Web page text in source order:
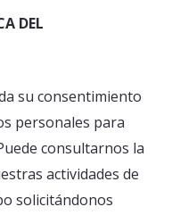
DEL
su consentimiento
personales para
consultarnos la
actividades de
solicitándonos